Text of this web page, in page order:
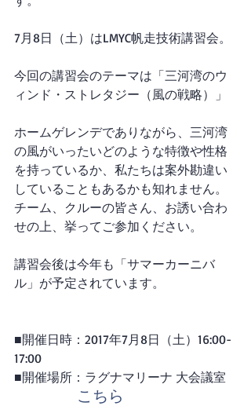
7月8日（土）はLMYC帆走技術講習会。
今回の講習会のテーマは「三河湾のウ
ィンド・ストレタジー（風の戦略）」
ホームゲレンデでありながら、三河湾
の風がいったいどのような特徴や性格
を持っているか、私たちは案外勘違い
していることもあるかも知れません。
チーム、クルーの皆さん、お誘い合わ
せの上、挙ってご参加ください。
講習会後は今年も「サマーカーニバ
ル」が予定されています。
■開催日時：2017年7月8日（土）16:00-
17:00
■開催場所：ラグナマリーナ 大会議室
こちら